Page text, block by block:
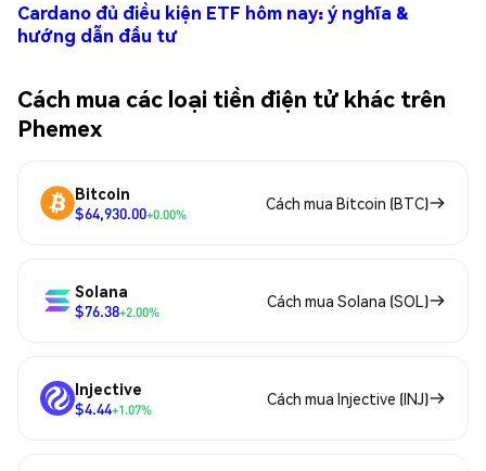
Cardano đủ điều kiện ETF hôm nay: ý nghĩa &
hướng dẫn đầu tư
Cách mua các loại tiền điện tử khác trên
Phemex
Bitcoin
$64,930.00+0.00%
Cách mua Bitcoin (BTC)
Solana
$76.38+2.00%
Cách mua Solana (SOL)
Injective
$4.44+1.07%
Cách mua Injective (INJ)